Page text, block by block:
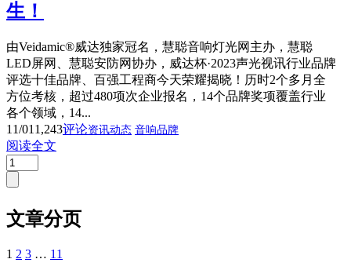
生！
由Veidamic®威达独家冠名，慧聪音响灯光网主办，慧聪
LED屏网、慧聪安防网协办，威达杯·2023声光视讯行业品牌
评选十佳品牌、百强工程商今天荣耀揭晓！历时2个多月全
方位考核，超过480项次企业报名，14个品牌奖项覆盖行业
各个领域，14...
11/01 1,243评论资讯动态 音响品牌
阅读全文
文章分页
1 2 3 … 11